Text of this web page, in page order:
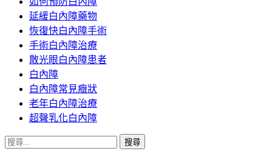
要
內
容
延緩白內障藥物
恢復快白內障手術
手術白內障治療
散光眼白內障患者
白內障
白內障常見癥狀
老年白內障治療
超聲乳化白內障
搜